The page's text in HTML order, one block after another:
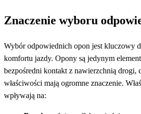
Znaczenie wyboru
Wybór odpowiednich opon jest kluczowy
komfortu jazdy. Opony są jedynym
bezpośredni kontakt z nawierzchnią drogi,
właściwości mają ogromne znaczenie.
wpływają na: